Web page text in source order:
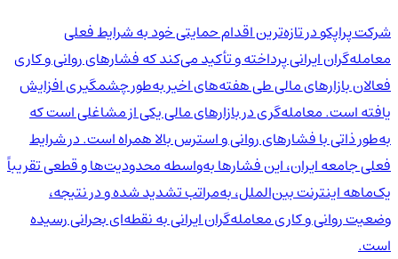
شرکت پراپکو در تازه‌ترین اقدام حمایتی خود به شرایط فعلی
معامله‌گران ایرانی پرداخته و تأکید می‌کند که فشارهای روانی و کاری
فعالان بازارهای مالی طی هفته‌های اخیر به‌طور چشمگیری افزایش
یافته است. معامله‌گری در بازارهای مالی یکی از مشاغلی است که
به‌طور ذاتی با فشارهای روانی و استرس بالا همراه است. در شرایط
فعلی جامعه ایران، این فشارها به‌واسطه محدودیت‌ها و قطعی تقریباً
یک‌ماهه اینترنت بین‌الملل، به‌مراتب تشدید شده و در نتیجه،
وضعیت روانی و کاری معامله‌گران ایرانی به نقطه‌ای بحرانی رسیده
است.